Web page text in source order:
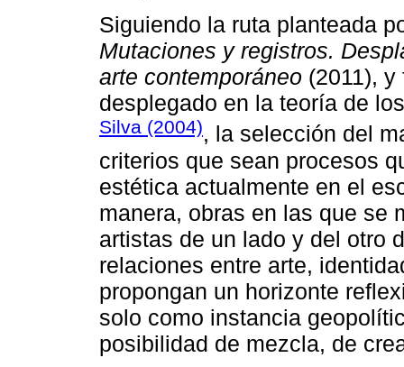
Siguiendo la ruta planteada
Mutaciones y registros.
arte contemporáneo (2011),
desplegado en la teoría de
Silva (2004), la selección del
criterios que sean procesos
estética actualmente en el
manera, obras en las que se
artistas de un lado y del otro
relaciones entre arte,
propongan un horizonte
solo como instancia
posibilidad de mezcla, de